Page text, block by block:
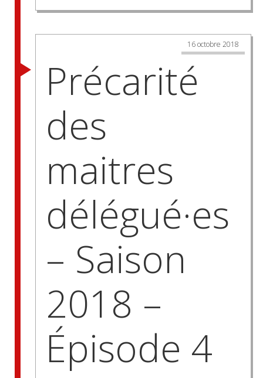
16 octobre 2018
Précarité
des
maitres
délégué·es
– Saison
2018 –
Épisode 4